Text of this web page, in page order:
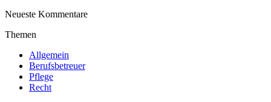
Neueste Kommentare
Themen
Allgemein
Berufsbetreuer
Pflege
Recht